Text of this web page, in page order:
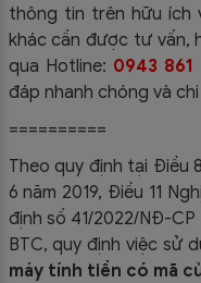
thông tin trên hữu ích
khác cần được tư vấn,
qua Hotline: 0943 861
đáp nhanh chóng và
==========
Theo quy định tại Điều
6 năm 2019, Điều 11
định số 41/2022/NĐ-
BTC, quy định việc sử
máy tính tiền có mã